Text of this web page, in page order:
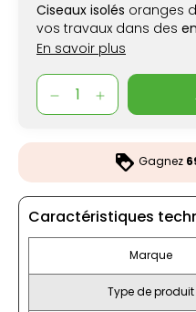
Ciseaux isolés oranges
vos travaux dans des
électrique. Ambidextre,
conforme
IEC60900
En savoir plus
Gagnez
Caractéristiques
Marque
Type de produit